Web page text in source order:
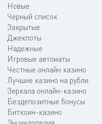
Новые
Черный список
Закрытые
Джекпоты
Надежные
Игровые автоматы
Честные онлайн казино
Лучшие казино на рубли
Зеркала онлайн-казино
Бездепозитные бонусы
Биткоин-казино